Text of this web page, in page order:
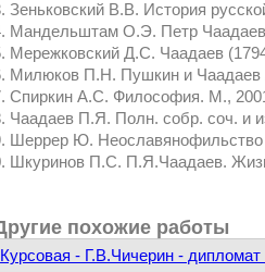
Зеньковский В.В. История
Мандельштам О.Э. Петр
Мережковский Д.С. Чаадаев
Милюков П.Н. Пушкин и Чаадаев
Спиркин А.С. Философия. М.,
Чаадаев П.Я. Полн. собр. соч. и
Шеррер Ю.
Шкуринов П.С. П.Я.Чаадаев.
похожие работы
Курсовая - Г.В.Чичерин - дипломат